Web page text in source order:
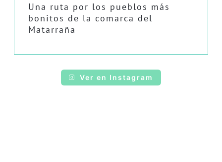
Una ruta por los pueblos más
bonitos de la comarca del
Matarraña
Ver en Instagram